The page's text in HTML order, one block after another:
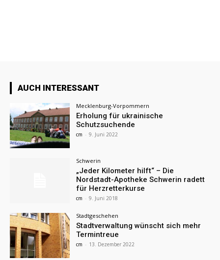
AUCH INTERESSANT
Mecklenburg-Vorpommern
Erholung für ukrainische
Schutzsuchende
cm - 9. Juni 2022
Schwerin
„Jeder Kilometer hilft“ – Die
Nordstadt-Apotheke Schwerin radett
für Herzretterkurse
cm - 9. Juni 2018
Stadtgeschehen
Stadtverwaltung wünscht sich mehr
Termintreue
cm - 13. Dezember 2022